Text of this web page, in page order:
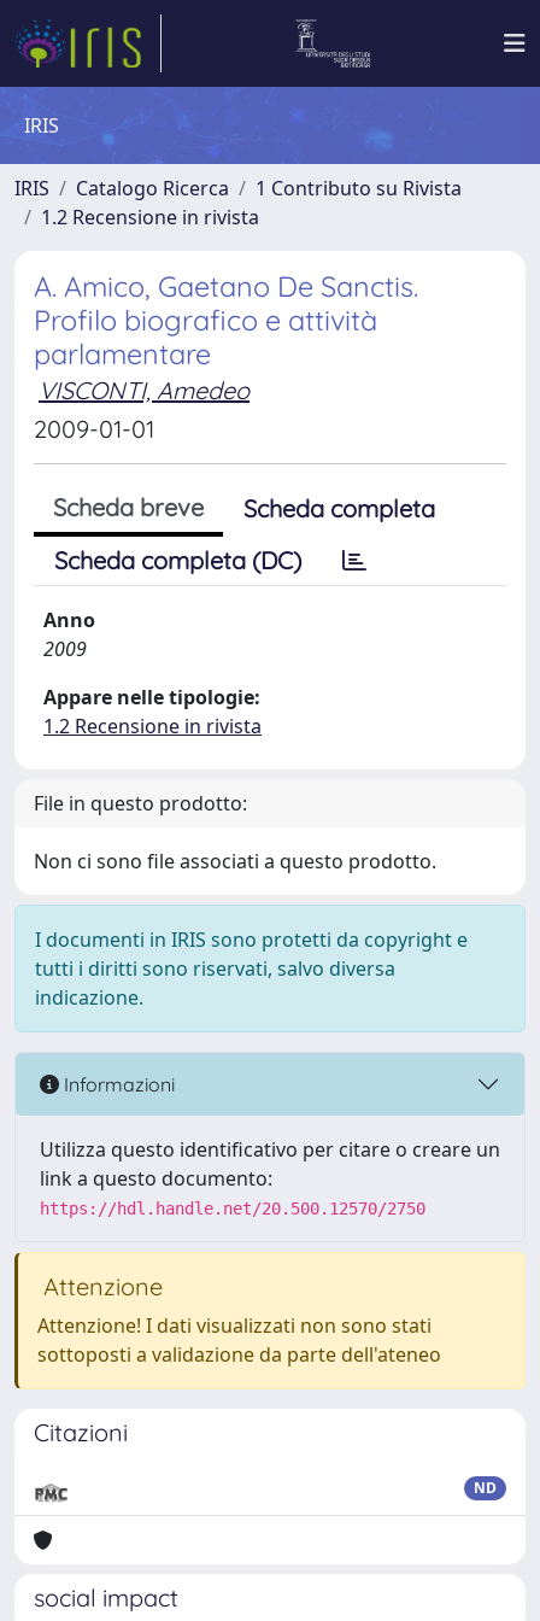
IRIS
IRIS Catalogo Ricerca
1 Contributo su Rivista
1.2 Recensione in rivista
A. Amico, Gaetano De Sanctis.
Profilo biografico e attività
parlamentare
VISCONTI, Amedeo
2009-01-01
Scheda breve
Scheda completa
Scheda completa (DC)
Anno
2009
Appare nelle tipologie:
1.2 Recensione in rivista
File in questo prodotto:
Non ci sono file associati a questo prodotto.
I documenti in IRIS sono protetti da copyright e
tutti i diritti sono riservati, salvo diversa
indicazione.
Informazioni
Utilizza questo identificativo per citare o creare un
link a questo documento:
https://hdl.handle.net/20.500.12570/2750
Attenzione
Attenzione! I dati visualizzati non sono stati
sottoposti a validazione da parte dell'ateneo
Citazioni
ND
social impact